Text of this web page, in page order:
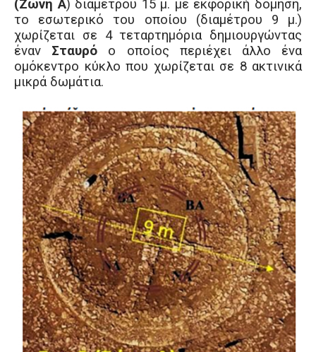
(Ζώνη Α) διαμέτρου 15 μ. με εκφορική δόμηση,
το εσωτερικό του οποίου (διαμέτρου 9 μ.)
χωρίζεται σε 4 τεταρτημόρια δημιουργώντας
έναν Σταυρό ο οποίος περιέχει άλλο ένα
ομόκεντρο κύκλο που χωρίζεται σε 8 ακτινικά
μικρά δωμάτια.